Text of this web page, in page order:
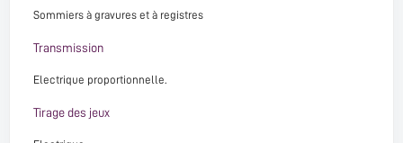
Sommiers à gravures et à registres
Transmission
Electrique proportionnelle.
Tirage des jeux